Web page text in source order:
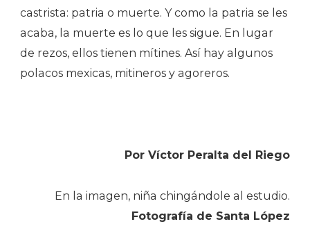
castrista: patria o muerte. Y como la patria se les
acaba, la muerte es lo que les sigue. En lugar
de rezos, ellos tienen mítines. Así hay algunos
polacos mexicas, mitineros y agoreros.
Por Víctor Peralta del Riego
En la imagen, niña chingándole al estudio.
Fotografía de Santa López